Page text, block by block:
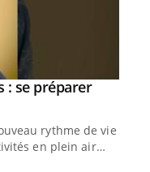
: se préparer
rythme de vie !
en plein air…